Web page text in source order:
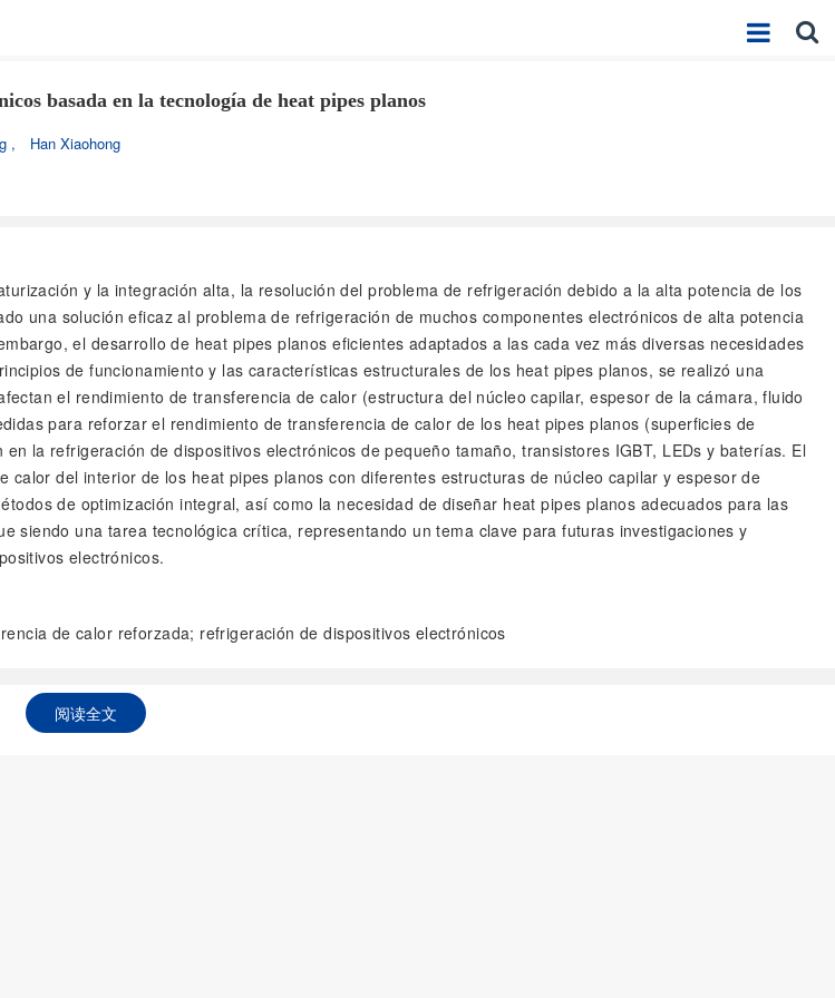
basada en la tecnología de heat pipes planos
,
Han Xiaohong
y la integración alta, la resolución del problema de refrigeración debido a la alta potencia de los
una solución eficaz al problema de refrigeración de muchos componentes electrónicos de alta potencia
el desarrollo de heat pipes planos eficientes adaptados a las cada vez más diversas necesidades
de funcionamiento y las características estructurales de los heat pipes planos, se realizó una
el rendimiento de transferencia de calor (estructura del núcleo capilar, espesor de la cámara, fluido
para reforzar el rendimiento de transferencia de calor de los heat pipes planos (superficies de
la refrigeración de dispositivos electrónicos de pequeño tamaño, transistores IGBT, LEDs y baterías. El
del interior de los heat pipes planos con diferentes estructuras de núcleo capilar y espesor de
de optimización integral, así como la necesidad de diseñar heat pipes planos adecuados para las
siendo una tarea tecnológica crítica, representando un tema clave para futuras investigaciones y
electrónicos.
de calor reforzada; refrigeración de dispositivos electrónicos
阅读全文